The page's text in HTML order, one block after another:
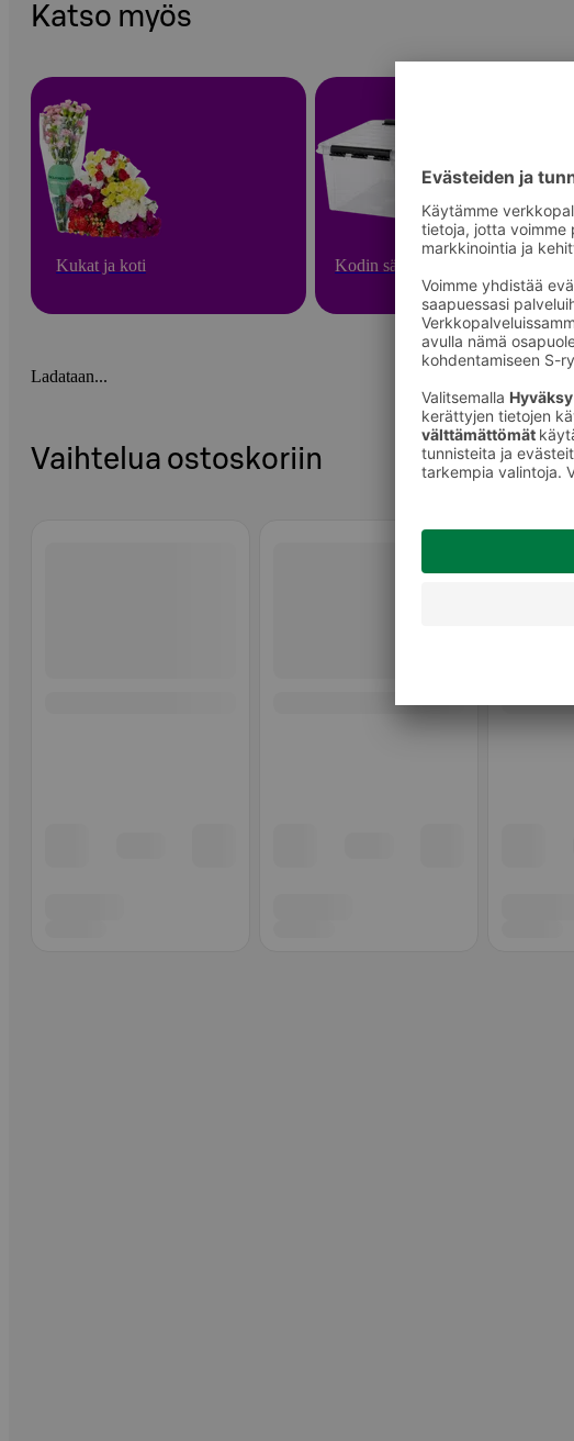
Katso myös
Kukat ja koti Kodin säilytys
Ladataan...
Vaihtelua ostoskoriin